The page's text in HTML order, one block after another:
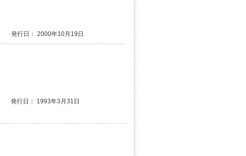
行日： 2000年10月19日
行日： 1993年3月31日